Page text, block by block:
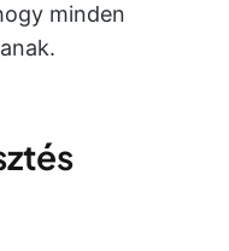
minden